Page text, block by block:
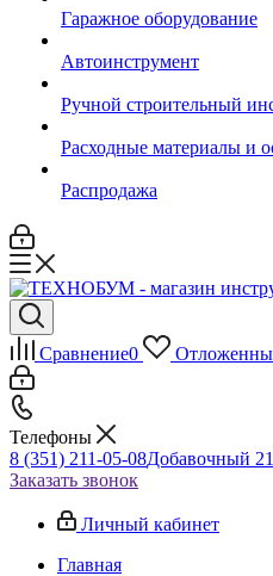
Гаражное оборудование
Автоинструмент
Ручной строительный
Расходные материалы и
Распродажа
Сравнение0
Телефоны
8 (351) 211-05-08Добавочный
Заказать звонок
Личный кабинет
Главная